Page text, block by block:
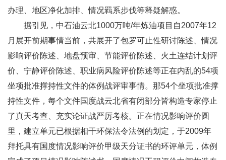
办理、地区净化加排、情况羁系步伐等释疑解惑。
据引见，中石油云北1000万吨/年炼油项目自2007年12
月展开前期事情当前，共展开了包罗可止性研讨陈述、情况
影响评价陈述、地盘预审、节能评价陈述、火土连结计划评
价、宁静评价陈述、职业病风险评价陈述等正在内乱的54项
坐项批准撑持性文件的体例战评审事情。那54个坐项批准撑
持性文件，每个文件国度战云北省有闭部分皆构造专家停止
了真天考查、充实论证战严厉考核。正在情况影响评价圆
里，建立单元已根据相干环保法令法例的划定，于2009年
拜托具有国度情况影响评价甲级天分证书的环评单元，体例